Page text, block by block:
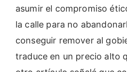
asumir el compromiso
la calle para no
conseguir remover al
traduce en un precio alto